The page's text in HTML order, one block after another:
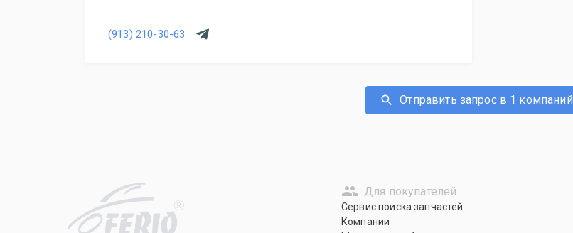
(913) 210-30-63
Отправить запрос в 1 компаний
R
Для покупателей
Сервис поиска запчастей
Компании